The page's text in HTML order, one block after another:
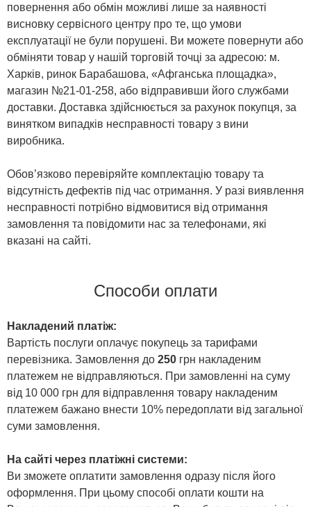
повернення або обмін можливі лише за наявності
висновку сервісного центру про те, що умови
експлуатації не були порушені. Ви можете повернути або
обміняти товар у нашій торговій точці за адресою: м.
Харків, ринок Барабашова, «Афганська площадка»,
магазин №21-01-258, або відправивши його службами
доставки. Доставка здійснюється за рахунок покупця, за
винятком випадків несправності товару з вини
виробника.
Обов’язково перевіряйте комплектацію товару та
відсутність дефектів під час отримання. У разі виявлення
несправності потрібно відмовитися від отримання
замовлення та повідомити нас за телефонами, які
вказані на сайті.
Способи оплати
Накладений платіж:
Вартість послуги оплачує покупець за тарифами
перевізника. Замовлення до 250 грн накладеним
платежем не відправляються. При замовленні на суму
від 10 000 грн для відправлення товару накладеним
платежем бажано внести 10% передоплати від загальної
суми замовлення.
На сайті через платіжні системи:
Ви зможете оплатити замовлення одразу після його
оформлення. При цьому способі оплати кошти на